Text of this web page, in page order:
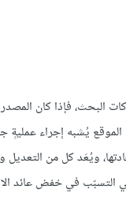
البحث، فإذا كان
الموقع يُشبه إجراء
ويُعَد كل من
التسبّب في خفض عائد